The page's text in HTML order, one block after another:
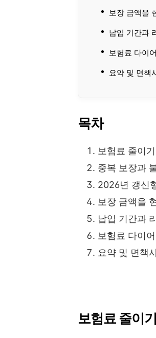
보장 금액을
납입 기간과
보험료 다이
요약 및 면책
목차
보험료 줄이
중복 보장과
2026년 갱신
보장 금액을
납입 기간과
보험료 다이
요약 및 면책
보험료 줄이